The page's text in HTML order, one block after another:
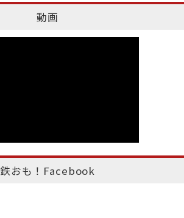
動画
鉄おも！Facebook